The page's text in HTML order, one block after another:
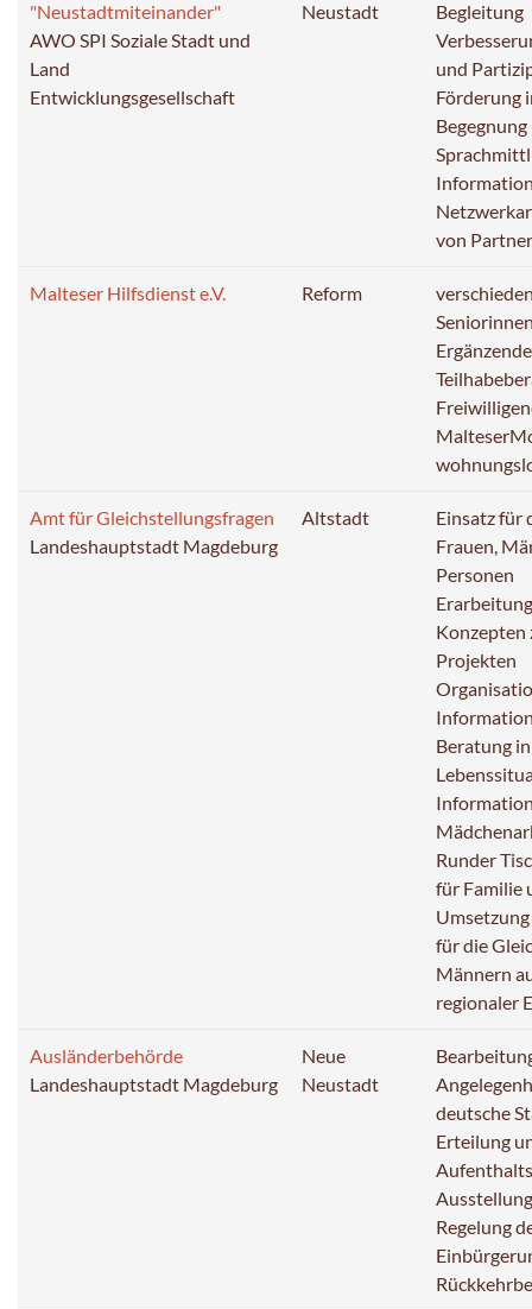
"Neustadtmiteinander"
AWO SPI Soziale Stadt und
Land
Entwicklungsgesellschaft
Neustadt
Begleitung
und
Förderung
von
Malteser Hilfsdienst e.V. Reform
Amt für Gleichstellungsfragen
Landeshauptstadt Magdeburg
Altstadt
Einsatz für
Frauen,
Personen
Konzepten
Projekten
Beratung
Runder
für Familie
für die
Männern
regionaler
Ausländerbehörde
Landeshauptstadt Magdeburg
Neue
Neustadt
deutsche
Erteilung
Regelung